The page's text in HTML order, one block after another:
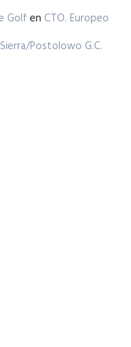
Golf en CTO. Europeo
Postolowo G.C.